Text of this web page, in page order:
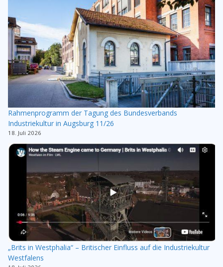
Rahmenprogramm der Tagung des Bundesverbands
Industriekultur in Augsburg 11/26
18. Juli 2026
„Brits in Westphalia“ – Britischer Einfluss auf die Industriekultur
Westfalens